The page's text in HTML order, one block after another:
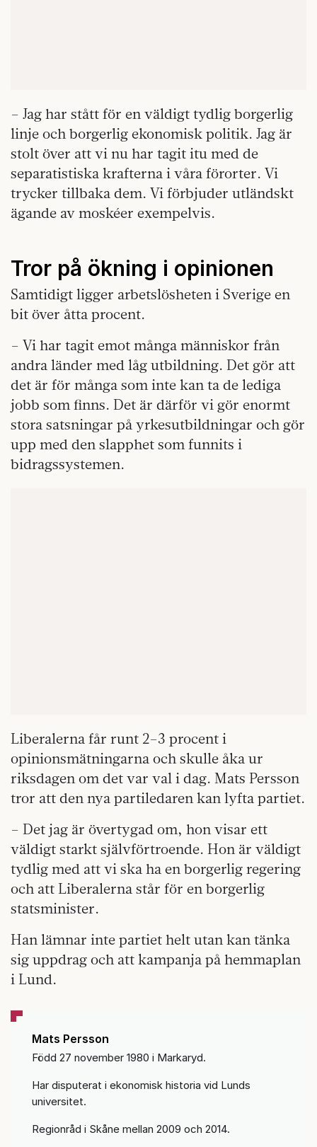
– Jag har stått för en väldigt tydlig borgerlig
linje och borgerlig ekonomisk politik. Jag är
stolt över att vi nu har tagit itu med de
separatistiska krafterna i våra förorter. Vi
trycker tillbaka dem. Vi förbjuder utländskt
ägande av moskéer exempelvis.
Tror på ökning i opinionen
Samtidigt ligger arbetslösheten i Sverige en
bit över åtta procent.
– Vi har tagit emot många människor från
andra länder med låg utbildning. Det gör att
det är för många som inte kan ta de lediga
jobb som finns. Det är därför vi gör enormt
stora satsningar på yrkesutbildningar och gör
upp med den slapphet som funnits i
bidragssystemen.
Liberalerna får runt 2–3 procent i
opinionsmätningarna och skulle åka ur
riksdagen om det var val i dag. Mats Persson
tror att den nya partiledaren kan lyfta partiet.
– Det jag är övertygad om, hon visar ett
väldigt starkt självförtroende. Hon är väldigt
tydlig med att vi ska ha en borgerlig regering
och att Liberalerna står för en borgerlig
statsminister.
Han lämnar inte partiet helt utan kan tänka
sig uppdrag och att kampanja på hemmaplan
i Lund.
Mats Persson
Född 27 november 1980 i Markaryd.
Har disputerat i ekonomisk historia vid Lunds
universitet.
Regionråd i Skåne mellan 2009 och 2014.